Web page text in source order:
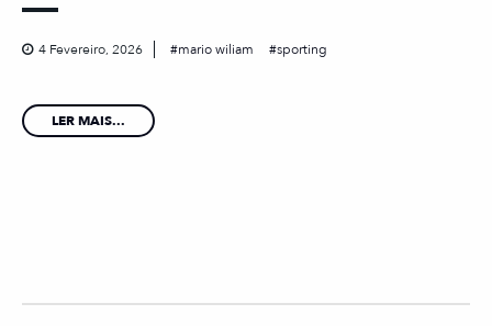
4 Fevereiro, 2026 mario wiliam sporting
LER MAIS...